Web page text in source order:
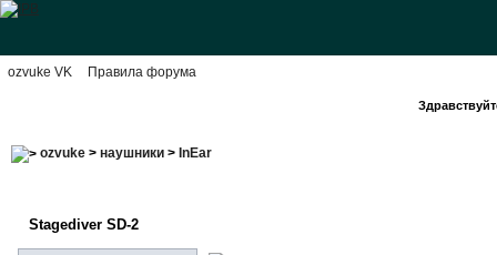
ozvuke VK Правила форума
ozvuke> наушники> InEar
Stagediver SD-2